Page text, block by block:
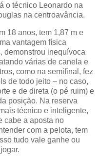
o técnico Leonardo na
na centroavância.
18 anos, tem 1,87 m e
vantagem física
demonstrou inequívoca
várias de canela e
como na semifinal, fez
de todo jeito – no caso,
e de direta (o pé ruim) e
posição. Na reserva
técnico e inteligente,
cabe a aposta no
com a pelota, tem
tudo vale ganhe ou